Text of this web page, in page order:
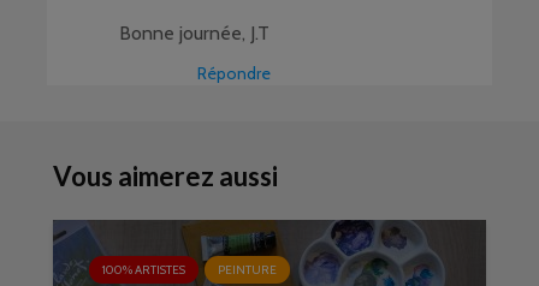
Bonne journée, J.T
Répondre
Vous aimerez aussi
100% ARTISTES PEINTURE